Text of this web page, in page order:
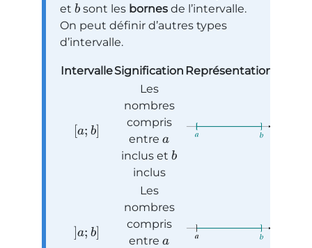
et b sont les bornes de l’intervalle.
On peut définir d’autres types
d’intervalle.
IntervalleSignification Représentation
[a; b]
Les
nombres
compris
entre a
inclus et b
inclus
]a; b]
Les
nombres
compris
entre a